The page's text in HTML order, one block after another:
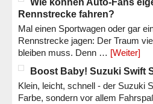
Rennstrecke fahren?
Mal einen Sportwagen oder gar
Rennstrecke jagen: Der Traum
bleiben muss. Denn … [Weiter]
Boost Baby! Suzuki Swift
Klein, leicht, schnell - der Suzuki
Farbe, sondern vor allem